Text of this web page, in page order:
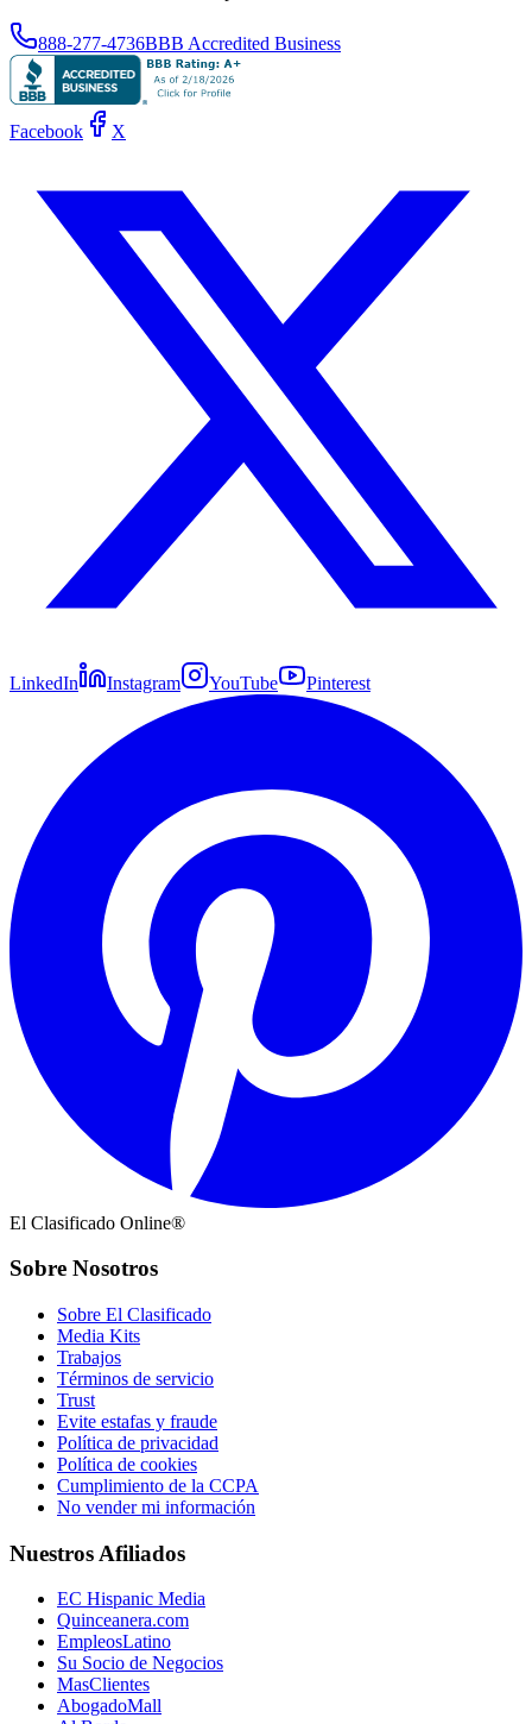
888-277-4736BBB Accredited Business
Facebook X
LinkedIn Instagram YouTube Pinterest
El Clasificado Online®
Sobre Nosotros
Sobre El Clasificado
Media Kits
Trabajos
Términos de servicio
Trust
Evite estafas y fraude
Política de privacidad
Política de cookies
Cumplimiento de la CCPA
No vender mi información
Nuestros Afiliados
EC Hispanic Media
Quinceanera.com
EmpleosLatino
Su Socio de Negocios
MasClientes
AbogadoMall